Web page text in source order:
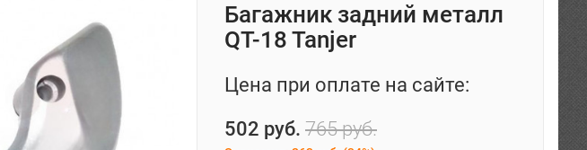
Багажник задний металл
QT-18 Tanjer
Цена при оплате на сайте:
502 руб. 765 руб.